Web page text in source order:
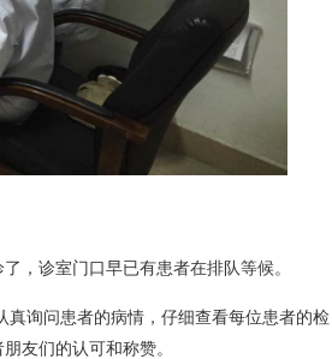
，诊室门口早已有患者在排队等候。
询问患者的病情，仔细查看每位患者的检
友们的认可和称赞。